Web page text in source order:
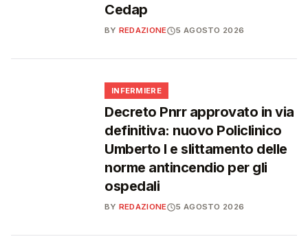
Cedap
BY REDAZIONE 5 AGOSTO 2026
INFERMIERE
Decreto Pnrr approvato in via
definitiva: nuovo Policlinico
Umberto I e slittamento delle
norme antincendio per gli
ospedali
BY REDAZIONE 5 AGOSTO 2026